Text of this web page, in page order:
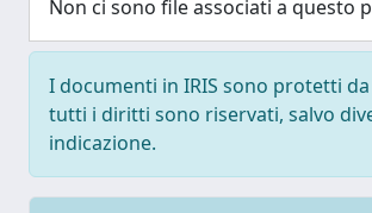
Non ci sono file associati a questo
I documenti in IRIS sono protetti
tutti i diritti sono riservati, salvo
indicazione.